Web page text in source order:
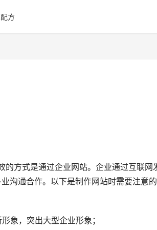
方
沟通合作。以下是制作网站时需要注意
象，突出大型企业形象；